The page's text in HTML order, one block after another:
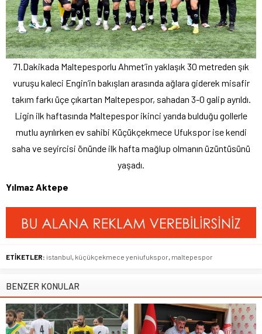
71.Dakikada Maltepesporlu Ahmet’in yaklaşık 30 metreden şık
vuruşu kaleci Engin’in bakışları arasında ağlara giderek misafir
takım farkı üçe çıkartan Maltepespor, sahadan 3-0 galip ayrıldı.
Ligin ilk haftasında Maltepespor ikinci yarıda bulduğu gollerle
mutlu ayrılırken ev sahibi Küçükçekmece Ufukspor ise kendi
saha ve seyircisi önünde ilk hafta mağlup olmanın üzüntüsünü
yaşadı.
Yılmaz Aktepe
ETİKETLER: istanbul küçükçekmece yeniufukspor maltepespor
BENZER KONULAR